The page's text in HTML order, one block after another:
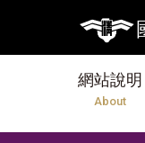
網站說明
About